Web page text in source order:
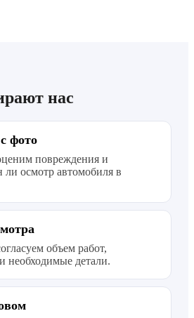
нас
фото
повреждения и
осмотр автомобиля в
объем работ,
необходимые детали.